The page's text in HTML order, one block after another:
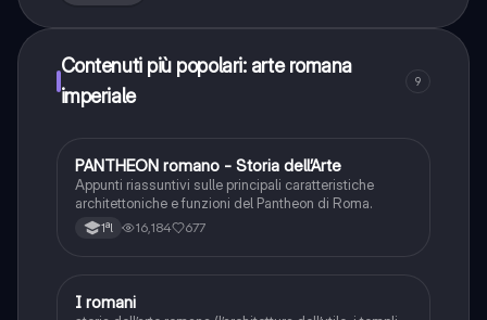
Contenuti più popolari: arte romana
imperiale
9
Storia dell'arte
PANTHEON romano - Storia dell’Arte
Appunti riassuntivi sulle principali caratteristiche
architettoniche e funzioni del Pantheon di Roma.
1ªl 16,184 677
Storia dell'arte
I romani